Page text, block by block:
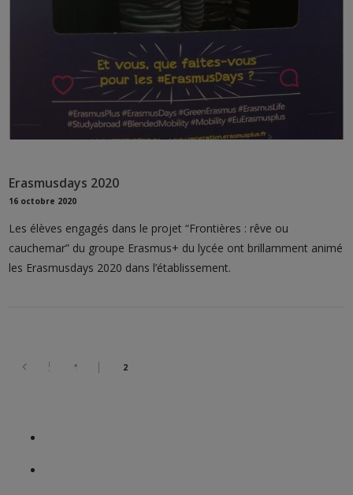
Erasmusdays 2020
16 octobre 2020
Les élèves engagés dans le projet “Frontières : rêve ou
cauchemar” du groupe Erasmus+ du lycée ont brillamment animé
les Erasmusdays 2020 dans l’établissement.
1 2
Le collège